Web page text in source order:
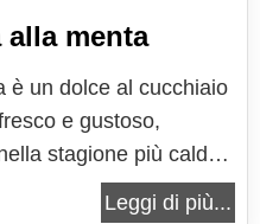
alla menta
è un dolce al cucchiaio
e gustoso,
stagione più calda,
al dolce, ma si
Leggi di più...